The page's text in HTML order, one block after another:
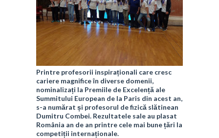
Printre profesorii inspiraționali care cresc
cariere magnifice în diverse domenii,
nominalizați la Premiile de Excelență ale
Summitului European de la Paris din acest an,
s-a numărat și profesorul de fizică slătinean
Dumitru Combei. Rezultatele sale au plasat
România an de an printre cele mai bune țări la
competiții internaționale.